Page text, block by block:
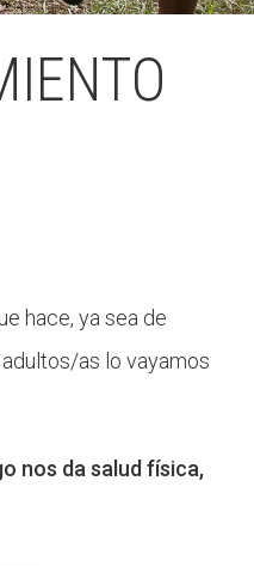
hace, ya sea de
as lo vayamos
nos da salud física,